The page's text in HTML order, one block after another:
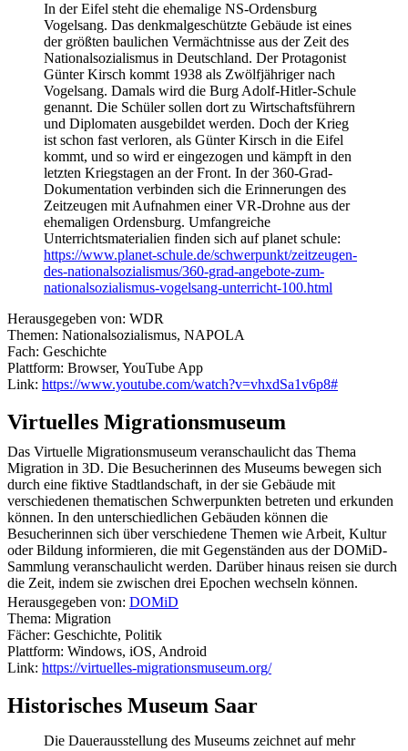
In der Eifel steht die ehemalige NS-Ordensburg
Vogelsang. Das denkmalgeschützte Gebäude ist eines
der größten baulichen Vermächtnisse aus der Zeit des
Nationalsozialismus in Deutschland. Der Protagonist
Günter Kirsch kommt 1938 als Zwölfjähriger nach
Vogelsang. Damals wird die Burg Adolf-Hitler-Schule
genannt. Die Schüler sollen dort zu Wirtschaftsführern
und Diplomaten ausgebildet werden. Doch der Krieg
ist schon fast verloren, als Günter Kirsch in die Eifel
kommt, und so wird er eingezogen und kämpft in den
letzten Kriegstagen an der Front. In der 360-Grad-
Dokumentation verbinden sich die Erinnerungen des
Zeitzeugen mit Aufnahmen einer VR-Drohne aus der
ehemaligen Ordensburg. Umfangreiche
Unterrichtsmaterialien finden sich auf planet schule:
https://www.planet-schule.de/schwerpunkt/zeitzeugen-
des-nationalsozialismus/360-grad-angebote-zum-
nationalsozialismus-vogelsang-unterricht-100.html
Herausgegeben von: WDR
Themen: Nationalsozialismus, NAPOLA
Fach: Geschichte
Plattform: Browser, YouTube App
Link: https://www.youtube.com/watch?v=vhxdSa1v6p8#
Virtuelles Migrationsmuseum
Das Virtuelle Migrationsmuseum veranschaulicht das Thema
Migration in 3D. Die Besucherinnen des Museums bewegen sich
durch eine fiktive Stadtlandschaft, in der sie Gebäude mit
verschiedenen thematischen Schwerpunkten betreten und erkunden
können. In den unterschiedlichen Gebäuden können die
Besucherinnen sich über verschiedene Themen wie Arbeit, Kultur
oder Bildung informieren, die mit Gegenständen aus der DOMiD-
Sammlung veranschaulicht werden. Darüber hinaus reisen sie durch
die Zeit, indem sie zwischen drei Epochen wechseln können.
Herausgegeben von: DOMiD
Thema: Migration
Fächer: Geschichte, Politik
Plattform: Windows, iOS, Android
Link: https://virtuelles-migrationsmuseum.org/
Historisches Museum Saar
Die Dauerausstellung des Museums zeichnet auf mehr